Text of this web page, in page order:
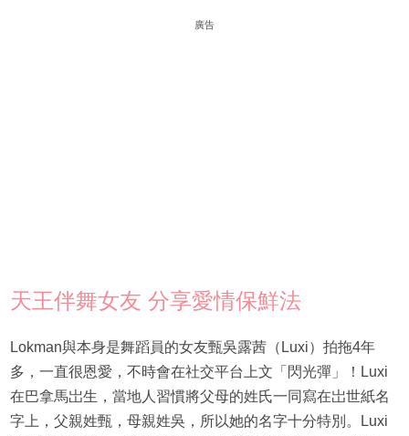
廣告
天王伴舞女友 分享愛情保鮮法
Lokman與本身是舞蹈員的女友甄吳露茜（Luxi）拍拖4年
多，一直很恩愛，不時會在社交平台上文「閃光彈」！Luxi
在巴拿馬岀生，當地人習慣將父母的姓氏一同寫在岀世紙名
字上，父親姓甄，母親姓吳，所以她的名字十分特別。Luxi